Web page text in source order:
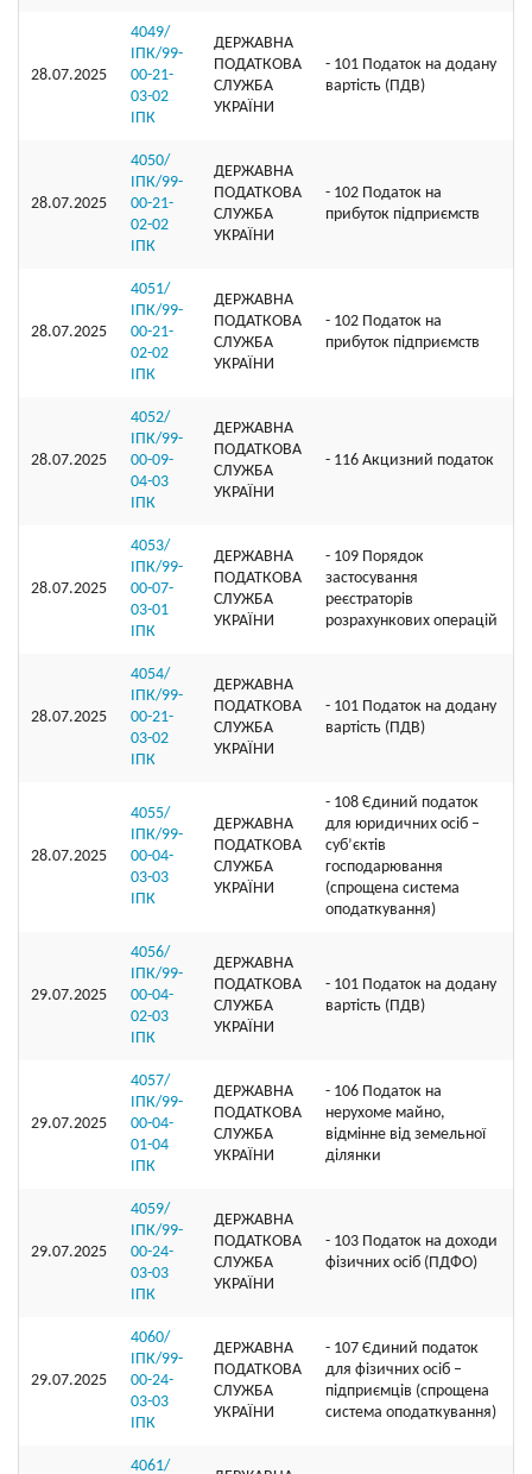
28.07.2025
4049/
ІПК/99-
00-21-
03-02
ІПК
ДЕРЖАВНА
ПОДАТКОВА
СЛУЖБА
УКРАЇНИ
- 101 Податок на додану
вартість (ПДВ)
28.07.2025
4050/
ІПК/99-
00-21-
02-02
ІПК
ДЕРЖАВНА
ПОДАТКОВА
СЛУЖБА
УКРАЇНИ
- 102 Податок на
прибуток підприємств
28.07.2025
4051/
ІПК/99-
00-21-
02-02
ІПК
ДЕРЖАВНА
ПОДАТКОВА
СЛУЖБА
УКРАЇНИ
- 102 Податок на
прибуток підприємств
28.07.2025
4052/
ІПК/99-
00-09-
04-03
ІПК
ДЕРЖАВНА
ПОДАТКОВА
СЛУЖБА
УКРАЇНИ
- 116 Акцизний податок
28.07.2025
4053/
ІПК/99-
00-07-
03-01
ІПК
ДЕРЖАВНА
ПОДАТКОВА
СЛУЖБА
УКРАЇНИ
- 109 Порядок
застосування
реєстраторів
розрахункових операцій
28.07.2025
4054/
ІПК/99-
00-21-
03-02
ІПК
ДЕРЖАВНА
ПОДАТКОВА
СЛУЖБА
УКРАЇНИ
- 101 Податок на додану
вартість (ПДВ)
28.07.2025
4055/
ІПК/99-
00-04-
03-03
ІПК
ДЕРЖАВНА
ПОДАТКОВА
СЛУЖБА
УКРАЇНИ
- 108 Єдиний податок
для юридичних осіб –
суб’єктів
господарювання
(спрощена система
оподаткування)
29.07.2025
4056/
ІПК/99-
00-04-
02-03
ІПК
ДЕРЖАВНА
ПОДАТКОВА
СЛУЖБА
УКРАЇНИ
- 101 Податок на додану
вартість (ПДВ)
29.07.2025
4057/
ІПК/99-
00-04-
01-04
ІПК
ДЕРЖАВНА
ПОДАТКОВА
СЛУЖБА
УКРАЇНИ
- 106 Податок на
нерухоме майно,
відмінне від земельної
ділянки
29.07.2025
4059/
ІПК/99-
00-24-
03-03
ІПК
ДЕРЖАВНА
ПОДАТКОВА
СЛУЖБА
УКРАЇНИ
- 103 Податок на доходи
фізичних осіб (ПДФО)
29.07.2025
4060/
ІПК/99-
00-24-
03-03
ІПК
ДЕРЖАВНА
ПОДАТКОВА
СЛУЖБА
УКРАЇНИ
- 107 Єдиний податок
для фізичних осіб –
підприємців (спрощена
система оподаткування)
4061/